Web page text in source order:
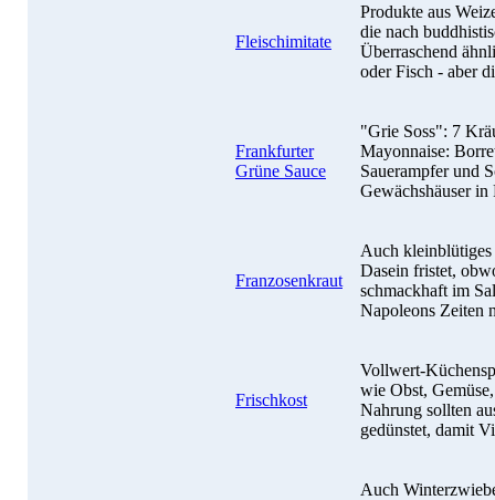
Fleischimitate
Produkte aus
die nach
Überraschend
oder Fisch - aber
Frankfurter
Grüne Sauce
"Grie Soss": 7
Mayonnaise:
Sauerampfer und
Gewächshäuser
Franzosenkraut
Auch
Dasein fristet,
schmackhaft im
Napoleons Zeiten
Frischkost
Vollwert-
wie Obst,
Nahrung sollten
gedünstet, damit
Auch